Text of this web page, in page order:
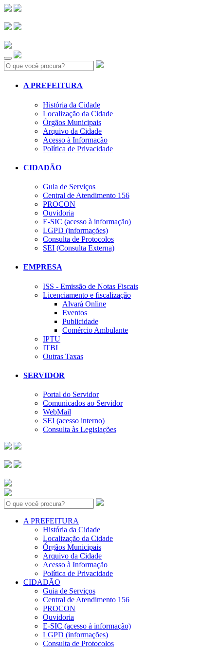
Search:
A PREFEITURA
História da Cidade
Localização da Cidade
Órgãos Municipais
Arquivo da Cidade
Acesso à Informação
Política de Privacidade
CIDADÃO
Guia de Serviços
Central de Atendimento 156
PROCON
Ouvidoria
E-SIC (acesso à informação)
LGPD (informações)
Consulta de Protocolos
SEI (Consulta Externa)
EMPRESA
ISS - Emissão de Notas Fiscais
Licenciamento e fiscalização
Alvará Online
Eventos
Publicidade
Comércio Ambulante
IPTU
ITBI
Outras Taxas
SERVIDOR
Portal do Servidor
Comunicados ao Servidor
WebMail
SEI (acesso interno)
Consulta às Legislações
Search:
A PREFEITURA
História da Cidade
Localização da Cidade
Órgãos Municipais
Arquivo da Cidade
Acesso à Informação
Política de Privacidade
CIDADÃO
Guia de Serviços
Central de Atendimento 156
PROCON
Ouvidoria
E-SIC (acesso à informação)
LGPD (informações)
Consulta de Protocolos